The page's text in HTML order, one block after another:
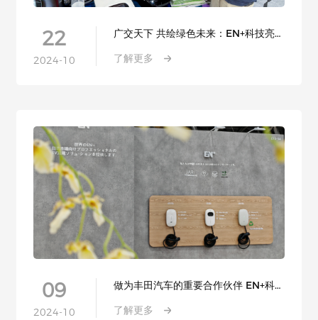
广交天下 共绘绿色未来：EN+科技亮相
了解更多
22
2024-10
做为丰田汽车的重要合作伙伴 EN+科技
了解更多
09
2024-10